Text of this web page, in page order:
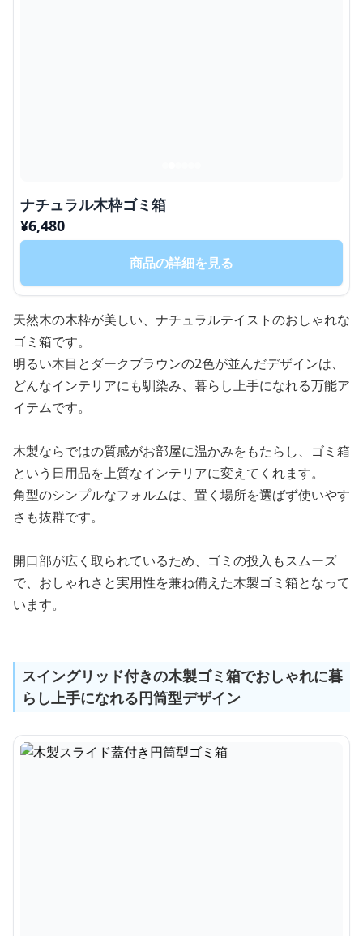
ナチュラル木枠ゴミ箱
¥6,480
商品の詳細を見る
天然木の木枠が美しい、ナチュラルテイストのおしゃれな
ゴミ箱です。
明るい木目とダークブラウンの2色が並んだデザインは、
どんなインテリアにも馴染み、暮らし上手になれる万能ア
イテムです。
木製ならではの質感がお部屋に温かみをもたらし、ゴミ箱
という日用品を上質なインテリアに変えてくれます。
角型のシンプルなフォルムは、置く場所を選ばず使いやす
さも抜群です。
開口部が広く取られているため、ゴミの投入もスムーズ
で、おしゃれさと実用性を兼ね備えた木製ゴミ箱となって
います。
スイングリッド付きの木製ゴミ箱でおしゃれに暮
らし上手になれる円筒型デザイン